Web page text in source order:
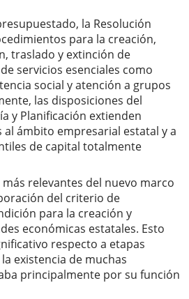
la Resolución
para la creación,
traslado y extinción de
servicios esenciales como
social y atención a grupos
las disposiciones del
y Planificación extienden
ámbito empresarial estatal y a
de capital totalmente
relevantes del nuevo marco
del criterio de
para la creación y
económicas estatales. Esto
respecto a etapas
existencia de muchas
principalmente por su función